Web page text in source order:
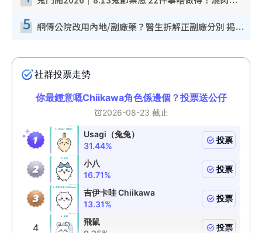
5 網傳公院改用內地/副廠藥？醫生拆解正副廠分別 揭4類人換藥隨時出事